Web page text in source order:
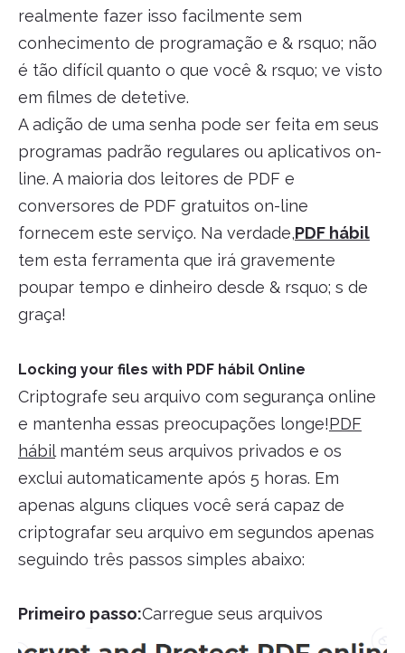
realmente fazer isso facilmente sem
conhecimento de programação e & rsquo; não
é tão difícil quanto o que você & rsquo; ve visto
em filmes de detetive.
A adição de uma senha pode ser feita em seus
programas padrão regulares ou aplicativos on-
line. A maioria dos leitores de PDF e
conversores de PDF gratuitos on-line
fornecem este serviço. Na verdade,PDF hábil
tem esta ferramenta que irá gravemente
poupar tempo e dinheiro desde & rsquo; s de
graça!
Locking your files with PDF hábil Online
Criptografe seu arquivo com segurança online
e mantenha essas preocupações longe!PDF
hábilmantém seus arquivos privados e os
exclui automaticamente após 5 horas. Em
apenas alguns cliques você será capaz de
criptografar seu arquivo em segundos apenas
seguindo três passos simples abaixo:
Primeiro passo:Carregue seus arquivos